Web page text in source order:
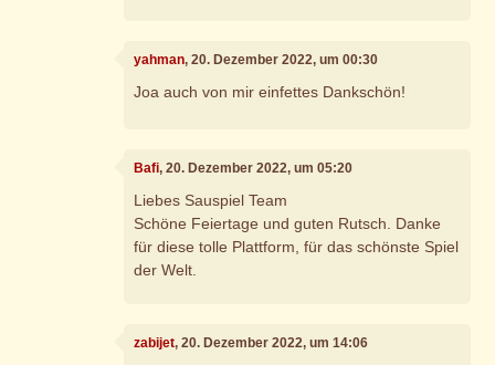
yahman, 20. Dezember 2022, um 00:30
Joa auch von mir einfettes Dankschön!
Bafi, 20. Dezember 2022, um 05:20
Liebes Sauspiel Team
Schöne Feiertage und guten Rutsch. Danke
für diese tolle Plattform, für das schönste Spiel
der Welt.
zabijet, 20. Dezember 2022, um 14:06